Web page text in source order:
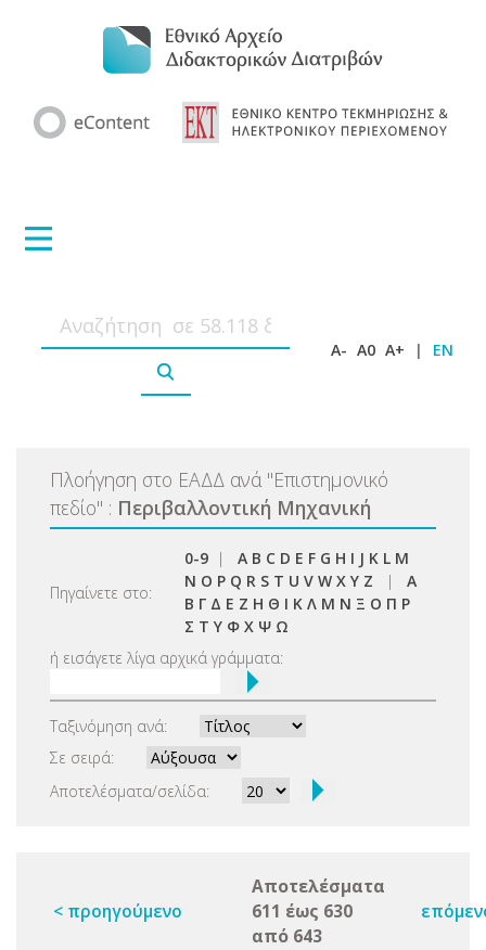
A- A0 A+ | EN
Πλοήγηση στο ΕΑΔΔ ανά "Επιστημονικό
πεδίο" : Περιβαλλοντική Μηχανική
Πηγαίνετε στο:
0-9 | A B C D E F G H I J K L M
N O P Q R S T U V W X Y Z | Α
Β Γ Δ Ε Ζ Η Θ Ι Κ Λ Μ Ν Ξ Ο Π Ρ
Σ Τ Υ Φ Χ Ψ Ω
ή εισάγετε λίγα αρχικά γράμματα:
Ταξινόμηση ανά:
Σε σειρά:
Αποτελέσματα/σελίδα:
< προηγούμενο
Αποτελέσματα
611 έως 630
από 643